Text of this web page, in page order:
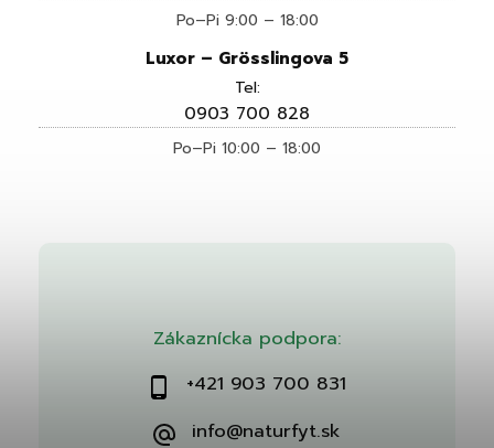
Zákaznícka podpora:
+421 903 700 831
info@naturfyt.sk
Po–Pi 9:00 – 18:00
Luxor – Grösslingova 5
Tel:
0903 700 828
Po–Pi 10:00 – 18:00